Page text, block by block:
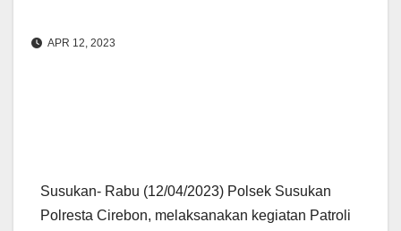
APR 12, 2023
Susukan- Rabu (12/04/2023) Polsek Susukan
Polresta Cirebon, melaksanakan kegiatan Patroli